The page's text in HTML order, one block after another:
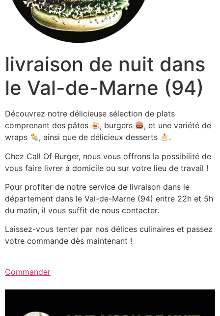
livraison de nuit dans
le Val-de-Marne (94)
Découvrez notre délicieuse sélection de plats
comprenant des pâtes
, burgers
, et une variété de
wraps
, ainsi que de délicieux desserts
.
Chez Call Of Burger, nous vous offrons la possibilité de
vous faire livrer à domicile ou sur votre lieu de travail !
Pour profiter de notre service de livraison dans le
département dans le Val-de-Marne (94) entre 22h et 5h
du matin, il vous suffit de nous contacter.
Laissez-vous tenter par nos délices culinaires et passez
votre commande dès maintenant !
Commander